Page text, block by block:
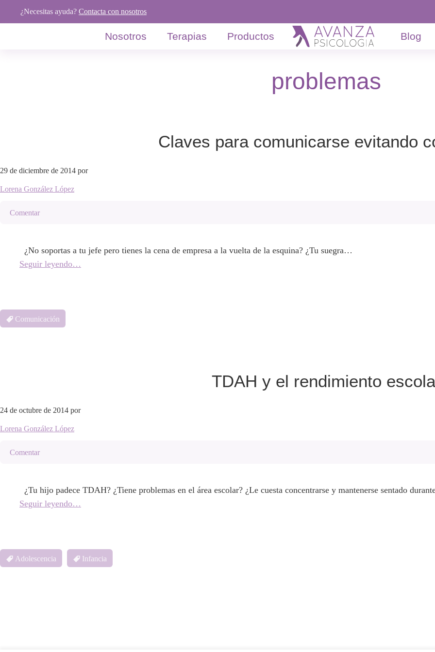
a
al
al
¿Necesitas ayuda? Contacta con nosotros
Nosotros Terapias Productos Blog
problemas
Claves para comunicarse evitando
29 de diciembre de 2014 por
Lorena González López
Comentar
¿No soportas a tu jefe pero tienes la cena de empresa a la vuelta de la esquina? ¿Tu suegra…
Seguir leyendo…
Comunicación
TDAH y el rendimiento
24 de octubre de 2014 por
Lorena González López
Comentar
¿Tu hijo padece TDAH? ¿Tiene problemas en el área escolar? ¿Le cuesta concentrarse y mantenerse sentado
Seguir leyendo…
Adolescencia Infancia